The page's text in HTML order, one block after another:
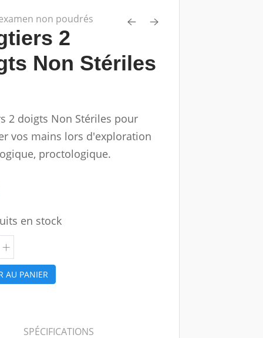
non poudrés
2
Non Stériles
2 doigts Non Stériles pour
vos mains lors d'exploration
proctologique.
en stock
AU PANIER
SPÉCIFICATIONS